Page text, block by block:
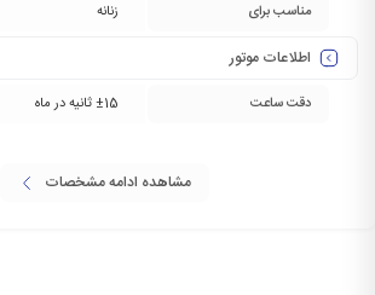
مناسب برای زنانه
اطلاعات موتور
دقت ساعت ±15 ثانیه در ماه
مشاهده ادامه مشخصات